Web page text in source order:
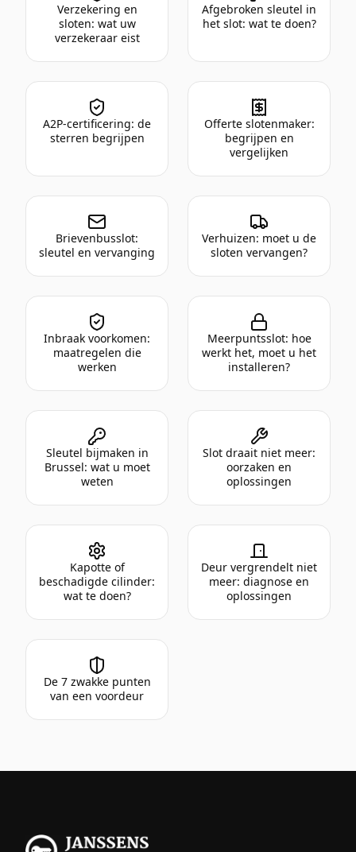
Verzekering en
sloten: wat uw
verzekeraar eist
Afgebroken sleutel in
het slot: wat te doen?
A2P-certificering: de
sterren begrijpen
Offerte slotenmaker:
begrijpen en
vergelijken
Brievenbusslot:
sleutel en vervanging
Verhuizen: moet u de
sloten vervangen?
Inbraak voorkomen:
maatregelen die
werken
Meerpuntsslot: hoe
werkt het, moet u het
installeren?
Sleutel bijmaken in
Brussel: wat u moet
weten
Slot draait niet meer:
oorzaken en
oplossingen
Kapotte of
beschadigde cilinder:
wat te doen?
Deur vergrendelt niet
meer: diagnose en
oplossingen
De 7 zwakke punten
van een voordeur